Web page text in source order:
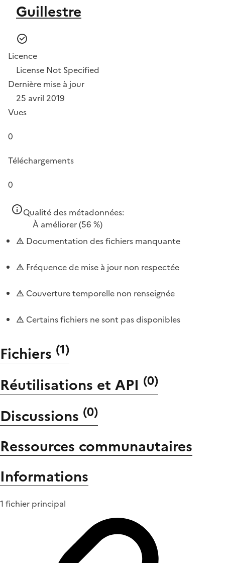
Guillestre
Licence
License Not Specified
Dernière mise à jour
25 avril 2019
Vues
0
Téléchargements
0
Qualité des métadonnées:
À améliorer(56 %)
Documentation des fichiers manquante
Fréquence de mise à jour non respectée
Couverture temporelle non renseignée
Certains fichiers ne sont pas disponibles
Fichiers (1)
Réutilisations et API (0)
Discussions (0)
Ressources communautaires
Informations
1 fichier principal